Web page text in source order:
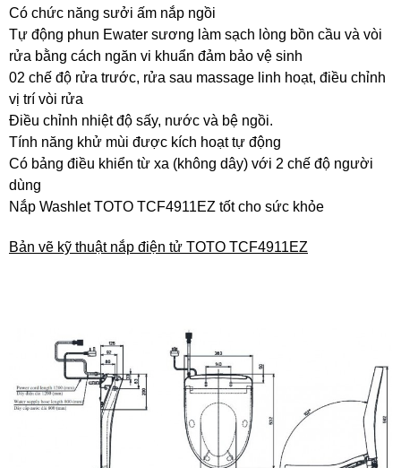
Có chức năng sưởi ấm nắp ngồi
Tự động phun Ewater sương làm sạch lòng bồn cầu và vòi
rửa bằng cách ngăn vi khuẩn đảm bảo vệ sinh
02 chế độ rửa trước, rửa sau massage linh hoạt, điều chỉnh
vị trí vòi rửa
Điều chỉnh nhiệt độ sấy, nước và bệ ngồi.
Tính năng khử mùi được kích hoạt tự động
Có bảng điều khiển từ xa (không dây) với 2 chế độ người
dùng
Nắp Washlet TOTO TCF4911EZ tốt cho sức khỏe
Bản vẽ kỹ thuật nắp điện tử TOTO TCF4911EZ